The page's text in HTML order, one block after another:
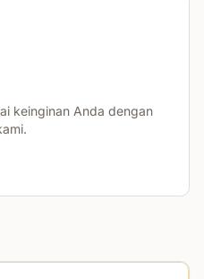
keinginan Anda dengan